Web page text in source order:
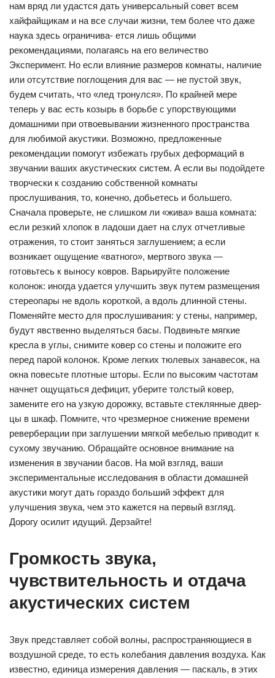
нам вряд ли удастся дать универсальный совет всем
хайфайщикам и на все случаи жизни, тем более что даже
наука здесь ограничива- ется лишь общими
рекомендациями, полагаясь на его величество
Эксперимент. Но если влияние размеров комнаты, наличие
или отсутствие поглощения для вас — не пустой звук,
будем считать, что «лед тронулся». По крайней мере
теперь у вас есть козырь в борьбе с упорствующими
домашними при отвоевывании жизненного пространства
для любимой акустики. Возможно, предложенные
рекомендации помогут избежать грубых деформаций в
звучании ваших акустических систем. А если вы подойдете
творчески к созданию собственной комнаты
прослушивания, то, конечно, добьетесь и большего.
Сначала проверьте, не слишком ли «жива» ваша комната:
если резкий хлопок в ладоши дает на слух отчетливые
отражения, то стоит заняться заглушением; а если
возникает ощущение «ватного», мертвого звука —
готовьтесь к выносу ковров. Варьируйте положение
колонок: иногда удается улучшить звук путем размещения
стереопары не вдоль короткой, а вдоль длинной стены.
Поменяйте место для прослушивания: у стены, например,
будут явственно выделяться басы. Подвиньте мягкие
кресла в углы, снимите ковер со стены и положите его
перед парой колонок. Кроме легких тюлевых занавесок, на
окна повесьте плотные шторы. Если по высоким частотам
начнет ощущаться дефицит, уберите толстый ковер,
замените его на узкую дорожку, вставьте стеклянные двер-
цы в шкаф. Помните, что чрезмерное снижение времени
реверберации при заглушении мягкой мебелью приводит к
сухому звучанию. Обращайте основное внимание на
изменения в звучании басов. На мой взгляд, ваши
экспериментальные исследования в области домашней
акустики могут дать гораздо больший эффект для
улучшения звука, чем это кажется на первый взгляд.
Дорогу осилит идущий. Дерзайте!
Громкость звука,
чувствительность и отдача
акустических систем
Звук представляет собой волны, распространяющиеся в
воздушной среде, то есть колебания давления воздуха. Как
известно, единица измерения давления — паскаль, в этих